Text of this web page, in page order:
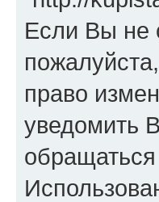
Если Вы не
право
уведомить